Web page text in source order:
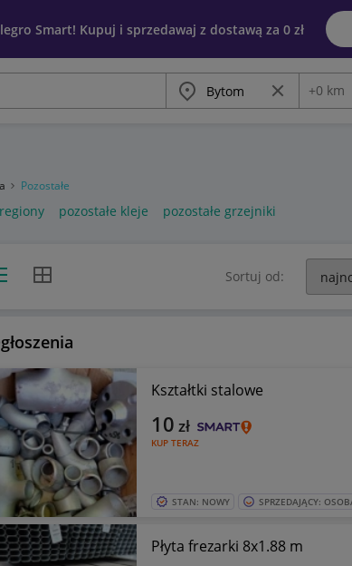
Smart! Kupuj i sprzedawaj z dostawą za 0 zł
Miasto Wyczyść frazę
+0 km
Pozostałe
pozostałe kleje pozostałe grzejniki
listy
Widok siatki Sortuj od:
Kształtki stalowe
KUP TERAZ
10 zł
STAN: NOWY SPRZEDAJĄCY:
Płyta frezarki 8x1.88 m